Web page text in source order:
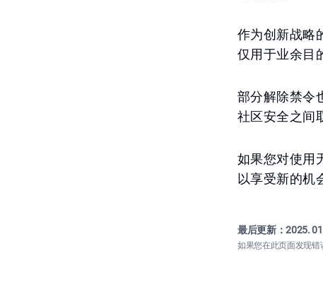
作为创新战略
仅用于业余目
部分解除禁令
社区安全之间
如果您对使用
以享受新的机
最后更新：2025.
如果您在此页面发现